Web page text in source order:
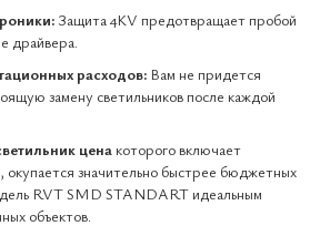
Защита 4KV предотвращает пробой
драйвера.
расходов: Вам не придется
замену светильников после каждой
цена которого включает
значительно быстрее бюджетных
RVT SMD STANDART идеальным
объектов.